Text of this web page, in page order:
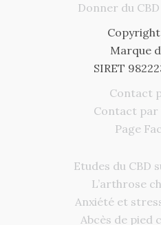
Donner du
Marque
SIRET
Contact
Contact par
Page
Etudes du CBD
L’arthrose
Anxiété et
Abcès de pied